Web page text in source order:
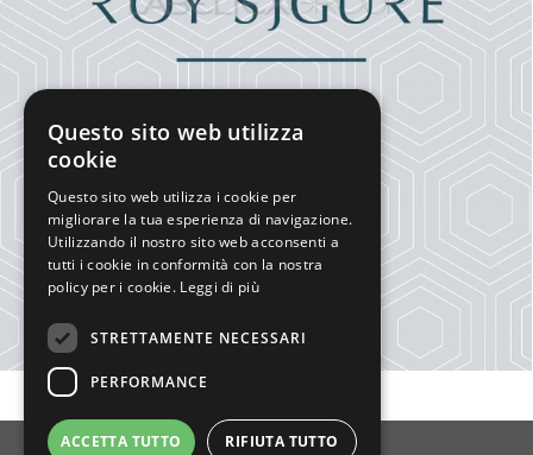
Questo sito web utilizza
cookie
Questo sito web utilizza i cookie per
migliorare la tua esperienza di navigazione.
Utilizzando il nostro sito web acconsenti a
tutti i cookie in conformità con la nostra
policy per i cookie. Leggi di più
STRETTAMENTE NECESSARI
PERFORMANCE
ACCETTA TUTTO RIFIUTA TUTTO